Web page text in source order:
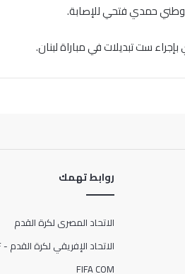
حمدي فتحي للإصابة.
ست تبديلات في مباراة لبنان.
روابط تهمك
الاتحاد المصرى لكرة القدم
الاتحاد الإفريقي لكرة القدم - CAF
FIFA COM